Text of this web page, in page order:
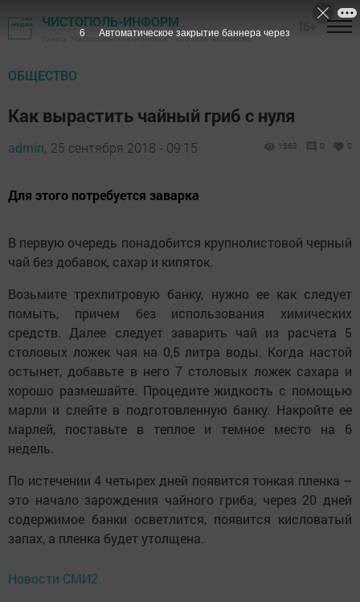
ЧИСТОПОЛЬ-ИНФОРМ
Газета "Чистопольские известия" - новости Чистополя
ОБЩЕСТВО
Как вырастить чайный гриб с нуля
admin, 25 сентября 2018 - 09:15 1563 0 0
Для этого потребуется заварка
В первую очередь понадобится крупнолистовой черный
чай без добавок, сахар и кипяток.
Возьмите трехлитровую банку, нужно ее как следует
помыть, причем без использования химических
средств. Далее следует заварить чай из расчета 5
столовых ложек чая на 0,5 литра воды. Когда настой
остынет, добавьте в него 7 столовых ложек сахара и
хорошо размешайте. Процедите жидкость с помощью
марли и слейте в подготовленную банку. Накройте ее
марлей, поставьте в теплое и темное место на 6
недель.
По истечении 4 четырех дней появится тонкая пленка –
это начало зарождения чайного гриба, через 20 дней
содержимое банки осветлится, появится кисловатый
запах, а пленка будет утолщена.
Новости СМИ2
5 Автоматическое закрытие баннера через